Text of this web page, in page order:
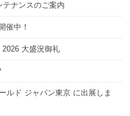
テナンスのご案内
催中！
大盛況御礼
ルド ジャパン東京 に出展しま